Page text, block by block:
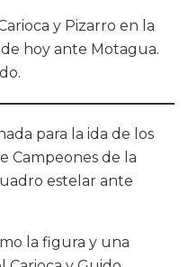
y Pizarro en la
hoy ante Motagua.
para la ida de los
Campeones de la
estelar ante
la figura y una